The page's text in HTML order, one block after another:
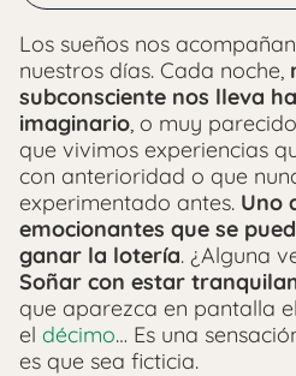
Los sueños nos
nuestros días. Cada noche,
subconsciente nos lleva
imaginario, o muy
que vivimos experiencias
con anterioridad o que
experimentado antes. Uno
emocionantes que se
ganar la lotería. ¿Alguna
Soñar con estar
que aparezca en pantalla
el décimo… Es una
es que sea ficticia.